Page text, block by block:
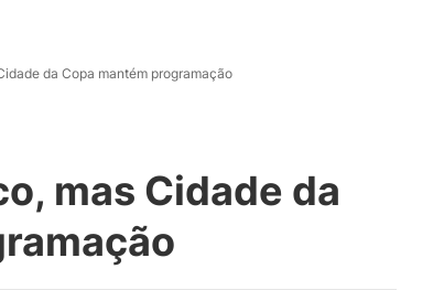
da Copa mantém programação
mas Cidade da